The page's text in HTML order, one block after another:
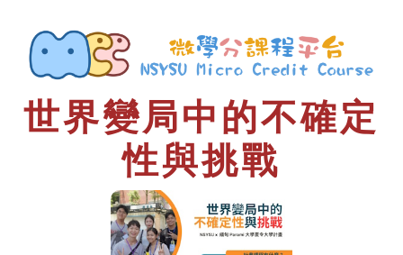
世界變局中的不確定
性與挑戰